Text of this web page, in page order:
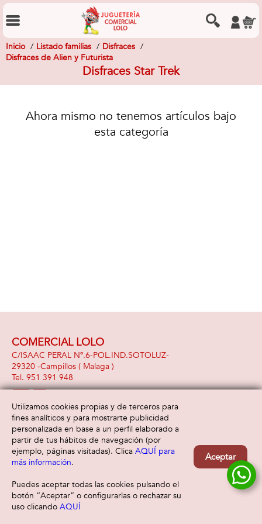
Inicio Listado familias
Disfraces
Disfraces de Alien y Futurista
Disfraces Star Trek
Ahora mismo no tenemos artículos bajo
esta categoría
Filtrar
COMERCIAL LOLO
C/ISAAC PERAL Nº.6-POL.IND.SOTOLUZ-
29320 -Campillos ( Malaga )
951 391 948
Información
Aviso legal
Política de privacidad
Política de cookies
Atención al cliente
Envío y devolución
Utilizamos cookies propias y de terceros para
fines analíticos y para mostrarte publicidad
personalizada en base a un perfil elaborado a
partir de tus hábitos de navegación (por
ejemplo, páginas visitadas). Clica AQUÍ para
más información.
Puedes aceptar todas las cookies pulsando el
botón “Aceptar” o configurarlas o rechazar su
uso clicando AQUÍ
Aceptar